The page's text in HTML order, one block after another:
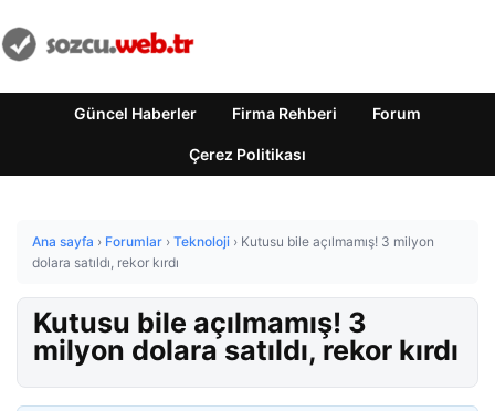
Güncel Haberler Firma Rehberi Forum
Çerez Politikası
Ana sayfa › Forumlar › Teknoloji › Kutusu bile açılmamış! 3 milyon
dolara satıldı, rekor kırdı
Kutusu bile açılmamış! 3
milyon dolara satıldı, rekor kırdı